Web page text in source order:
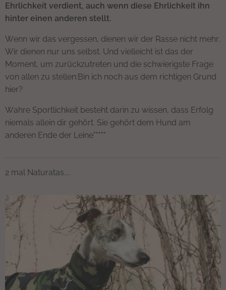
Ehrlichkeit verdient, auch wenn diese Ehrlichkeit ihn
hinter einen anderen stellt.
Wenn wir das vergessen, dienen wir der Rasse nicht mehr.
Wir dienen nur uns selbst. Und vielleicht ist das der
Moment, um zurückzutreten und die schwierigste Frage
von allen zu stellen:Bin ich noch aus dem richtigen Grund
hier?
Wahre Sportlichkeit besteht darin zu wissen, dass Erfolg
niemals allein dir gehört. Sie gehört dem Hund am
anderen Ende der Leine"""""
2 mal Naturatas....❤️💚